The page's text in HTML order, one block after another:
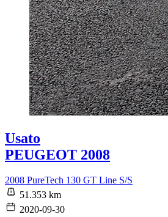
Usato
PEUGEOT 2008
2008 PureTech 130 GT Line S/S
51.353 km
2020-09-30